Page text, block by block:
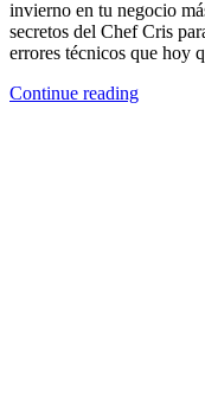
invierno en tu negocio
secretos del Chef Cris
errores técnicos que hoy
Continue reading